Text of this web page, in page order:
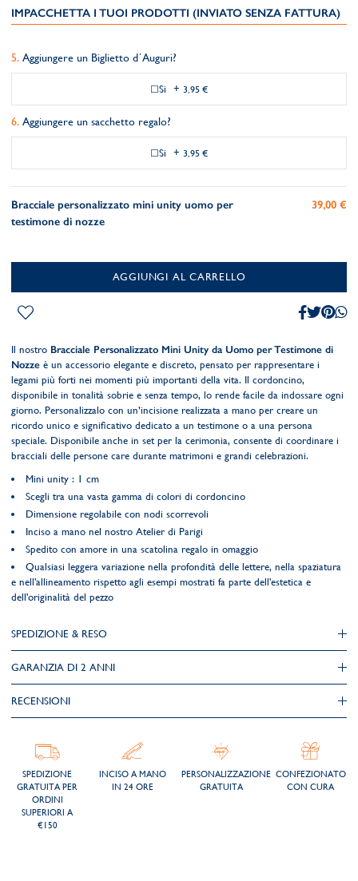
IMPACCHETTA I TUOI PRODOTTI (INVIATO SENZA FATTURA)
Aggiungere un Biglietto d´Auguri?
Si + 3,95 €
Aggiungere un sacchetto regalo?
Si + 3,95 €
Bracciale personalizzato mini unity uomo per
testimone di nozze
39,00 €
AGGIUNGI AL CARRELLO
Il nostro Bracciale Personalizzato Mini Unity da Uomo per Testimone di
Nozze è un accessorio elegante e discreto, pensato per rappresentare i
legami più forti nei momenti più importanti della vita. Il cordoncino,
disponibile in tonalità sobrie e senza tempo, lo rende facile da indossare ogni
giorno. Personalizzalo con un’incisione realizzata a mano per creare un
ricordo unico e significativo dedicato a un testimone o a una persona
speciale. Disponibile anche in set per la cerimonia, consente di coordinare i
bracciali delle persone care durante matrimoni e grandi celebrazioni.
Mini unity : 1 cm
Scegli tra una vasta gamma di colori di cordoncino
Dimensione regolabile con nodi scorrevoli
Inciso a mano nel nostro Atelier di Parigi
Spedito con amore in una scatolina regalo in omaggio
Qualsiasi leggera variazione nella profondità delle lettere, nella spaziatura
e nell'allineamento rispetto agli esempi mostrati fa parte dell'estetica e
dell'originalità del pezzo
SPEDIZIONE & RESO
GARANZIA DI 2 ANNI
RECENSIONI
SPEDIZIONE
GRATUITA PER
ORDINI
SUPERIORI A
€150
INCISO A MANO
IN 24 ORE
PERSONALIZZAZIONE
GRATUITA
CONFEZIONATO
CON CURA